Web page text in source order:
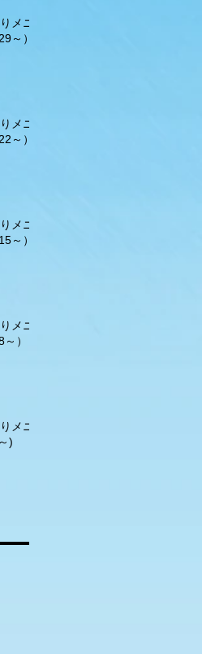
メニ
～）
メニ
～）
メニ
～）
メニ
）
メニ
)